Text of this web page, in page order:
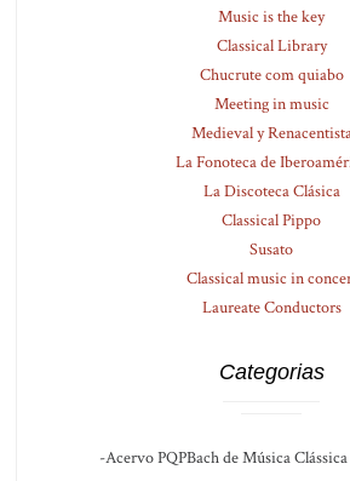
Music is the key
Classical Library
Chucrute com quiabo
Meeting in music
Medieval y
La Fonoteca de
La Discoteca Clásica
Classical Pippo
Susato
Classical music in
Laureate Conductors
Categorias
-Acervo PQPBach de Música